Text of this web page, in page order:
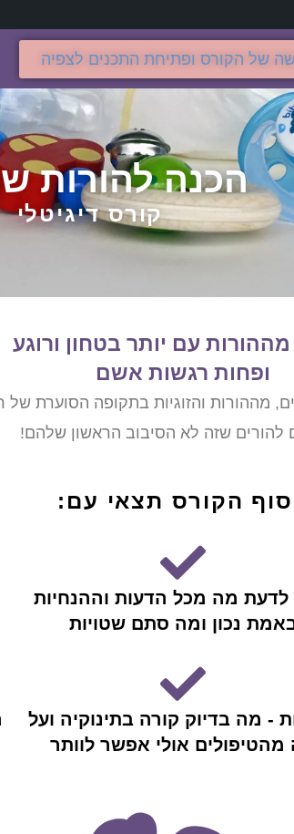
של הקורס ופתיחת התכנים לצפיה
הכנה להורות
קורס דיגיטלי
עם יותר בטחון ורוגע
ופחות רגשות אשם
מההורות והזוגיות בתקופה הסוערת
להורים שזה לא הסיבוב הראשון שלהם!
הקורס תצאי עם:
לדעת מה מכל הדעות וההנחיות
נכון ומה סתם שטויות
- מה בדיוק קורה בתינוקיה ועל
מהטיפולים אולי אפשר לוותר